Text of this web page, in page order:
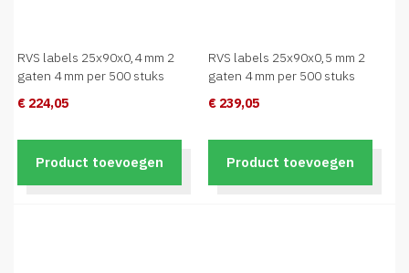
RVS labels 25x90x0,4 mm 2
gaten 4 mm per 500 stuks
€ 224,05
Product toevoegen
RVS labels 25x90x0,5 mm 2
gaten 4 mm per 500 stuks
€ 239,05
Product toevoegen